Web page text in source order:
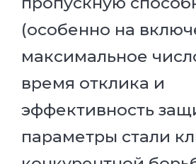
(особенно на
максимальное
время отклика и
эффективность
параметры стали